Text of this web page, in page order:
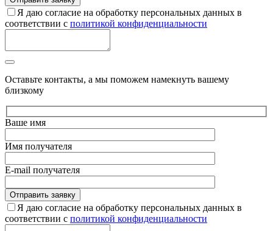
Я даю согласие на обработку персональных данных в
соответствии с политикой конфиденциальности
Оставьте контакты, а мы поможем намекнуть вашему
близкому
Ваше имя
Имя получателя
E-mail получателя
Я даю согласие на обработку персональных данных в
соответствии с политикой конфиденциальности